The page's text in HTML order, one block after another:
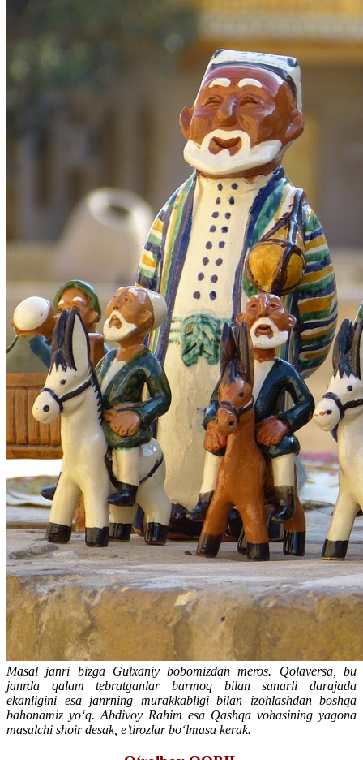
Masal janri bizga Gulxaniy bobomizdan meros. Qolaversa, bu
janrda qalam tebratganlar barmoq bilan sanarli darajada
ekanligini esa janrning murakkabligi bilan izohlashdan boshqa
bahonamiz yo‘q. Abdivoy Rahim esa Qashqa vohasining yagona
masalchi shoir desak, e’tirozlar bo‘lmasa kerak.